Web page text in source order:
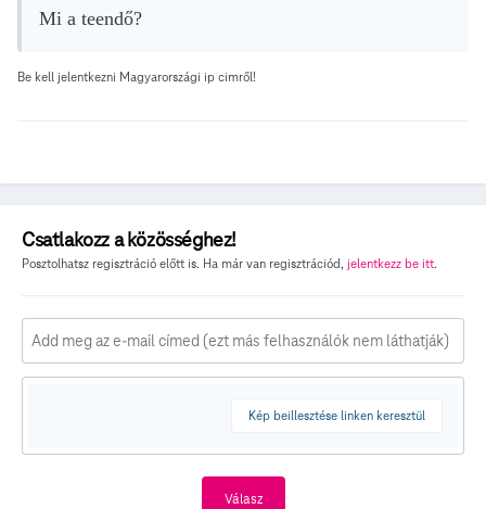
Mi a teendő?
Be kell jelentkezni Magyarországi ip cimről!
Csatlakozz a közösséghez!
Posztolhatsz regisztráció előtt is. Ha már van regisztrációd, jelentkezz be itt.
Kép beillesztése linken keresztül
Válasz